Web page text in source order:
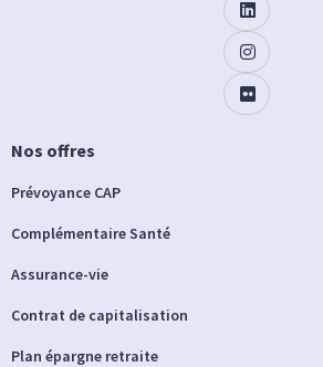
Nos offres
Prévoyance CAP
Complémentaire Santé
Assurance-vie
Contrat de capitalisation
Plan épargne retraite